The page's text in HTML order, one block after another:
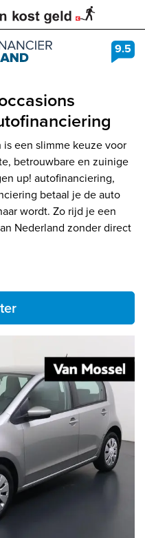
9.5
een slimme keuze voor
betrouwbare en zuinige
up! autofinanciering,
betaal je de auto
wordt. Zo rijd je een
Nederland zonder direct